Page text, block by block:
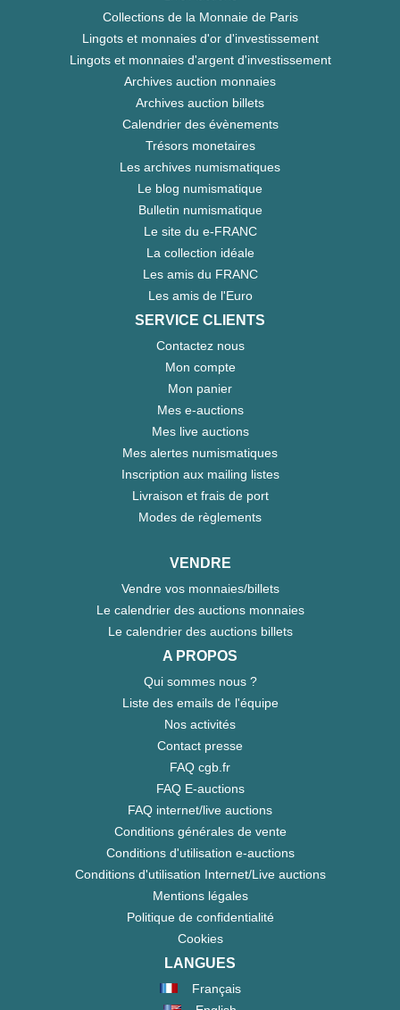
Collections de la Monnaie de Paris
Lingots et monnaies d'or d'investissement
Lingots et monnaies d'argent d'investissement
Archives auction monnaies
Archives auction billets
Calendrier des évènements
Trésors monetaires
Les archives numismatiques
Le blog numismatique
Bulletin numismatique
Le site du e-FRANC
La collection idéale
Les amis du FRANC
Les amis de l'Euro
SERVICE CLIENTS
Contactez nous
Mon compte
Mon panier
Mes e-auctions
Mes live auctions
Mes alertes numismatiques
Inscription aux mailing listes
Livraison et frais de port
Modes de règlements
VENDRE
Vendre vos monnaies/billets
Le calendrier des auctions monnaies
Le calendrier des auctions billets
A PROPOS
Qui sommes nous ?
Liste des emails de l'équipe
Nos activités
Contact presse
FAQ cgb.fr
FAQ E-auctions
FAQ internet/live auctions
Conditions générales de vente
Conditions d'utilisation e-auctions
Conditions d'utilisation Internet/Live auctions
Mentions légales
Politique de confidentialité
Cookies
LANGUES
Français